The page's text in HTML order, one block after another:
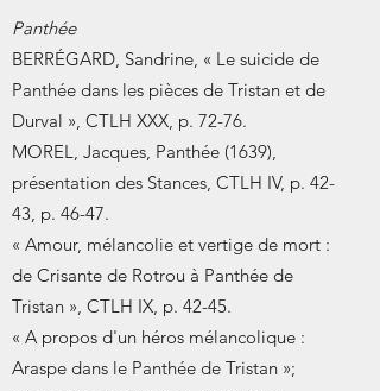
Panthée
BERRÉGARD, Sandrine, « Le suicide de
Panthée dans les pièces de Tristan et de
Durval », CTLH XXX, p. 72-76.
MOREL, Jacques, Panthée (1639),
présentation des Stances, CTLH IV, p. 42-
43, p. 46-47.
« Amour, mélancolie et vertige de mort :
de Crisante de Rotrou à Panthée de
Tristan », CTLH IX, p. 42-45.
« A propos d'un héros mélancolique :
Araspe dans le Panthée de Tristan »;